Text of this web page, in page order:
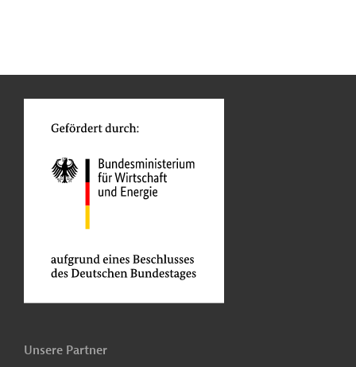
Unsere Partner